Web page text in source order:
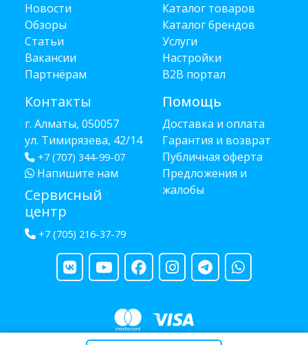
Новости
Обзоры
Статьи
Вакансии
Партнёрам
Контакты
г. Алматы, 050057
ул. Тимирязева, 42/14
+7 (707) 344-99-07
Напишите нам
Сервисный
центр
+7 (705) 216-37-79
Каталог товаров
Каталог брендов
Услуги
Настройки
B2B портал
Помощь
Доставка и оплата
Гарантия и возврат
Публичная оферта
Предложения и
жалобы